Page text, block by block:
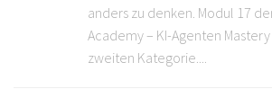
anders zu denken. Modul 17
Academy – KI-Agenten
zweiten Kategorie....